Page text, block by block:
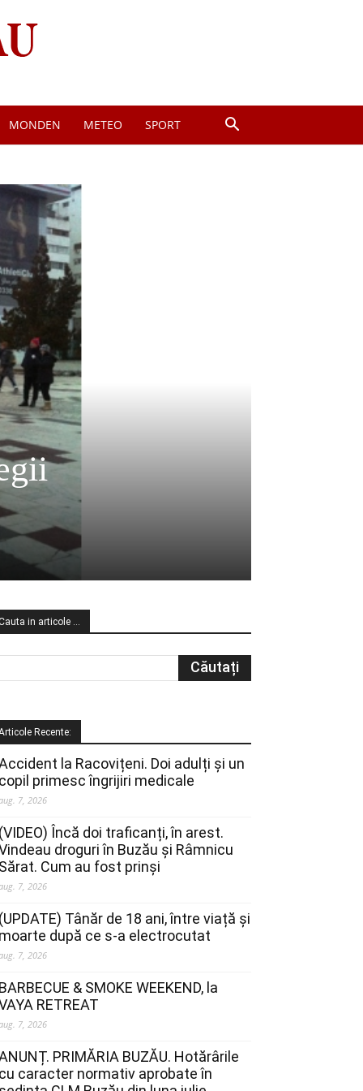
MONDEN METEO SPORT
in articole …
Recente:
la Racovițeni. Doi adulți și un
copil primesc îngrijiri medicale
7, 2026
(VIDEO) Încă doi traficanți, în arest.
droguri în Buzău și Râmnicu
Sărat. Cum au fost prinși
7, 2026
(UPDATE) Tânăr de 18 ani, între viață și
moarte după ce s-a electrocutat
7, 2026
BARBECUE & SMOKE WEEKEND, la
RETREAT
7, 2026
PRIMĂRIA BUZĂU. Hotărârile
cu caracter normativ aprobate în